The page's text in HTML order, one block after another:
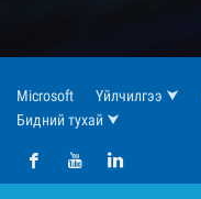
Microsoft Үйлчилгээ ⮟
Бидний тухай ⮟